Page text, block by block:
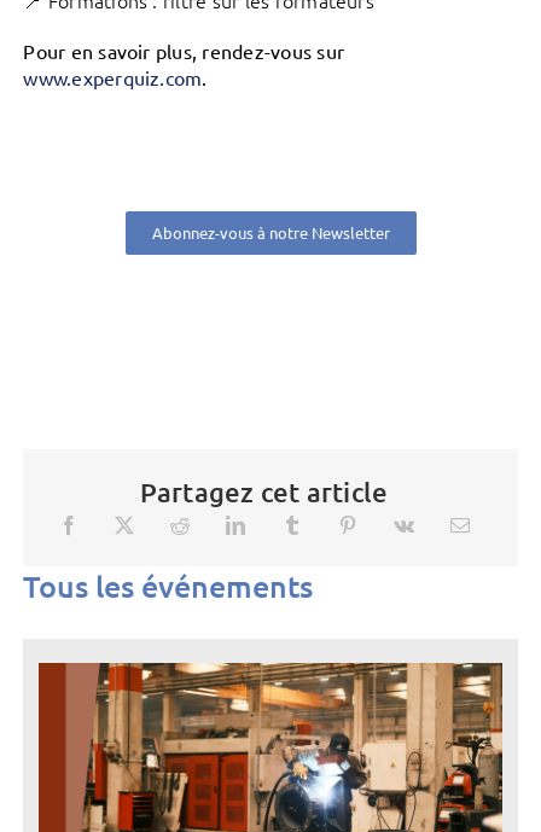
Pour en savoir plus, rendez-vous sur
www.experquiz.com.
Abonnez-vous à notre Newsletter
Partagez cet article
Tous les événements